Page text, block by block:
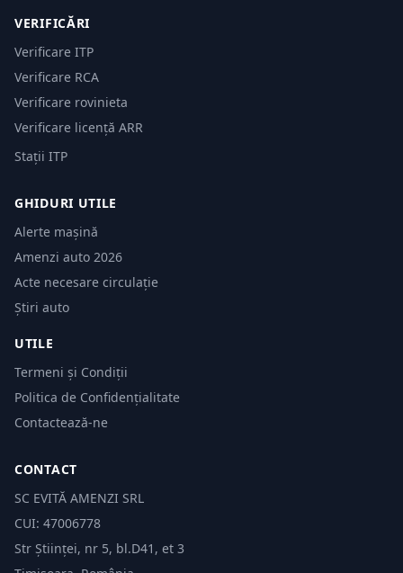
VERIFICĂRI
Verificare ITP
Verificare RCA
Verificare rovinieta
Verificare licență ARR
Stații ITP
GHIDURI UTILE
Alerte mașină
Amenzi auto 2026
Acte necesare circulație
Știri auto
UTILE
Termeni și Condiții
Politica de Confidențialitate
Contactează-ne
CONTACT
SC EVITĂ AMENZI SRL
CUI: 47006778
Str Științei, nr 5, bl.D41, et 3